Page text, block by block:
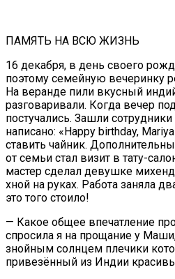
ПАМЯТЬ НА ВСЮ ЖИЗНЬ
16 декабря, в день своего
поэтому семейную вечеринку
На веранде пили вкусный
разговаривали. Когда вечер
постучались. Зашли
написано: «Happy birthday,
ставить чайник.
от семьи стал визит в тату-
мастер сделал девушке
хной на руках. Работа заняла
это того стоило!
— Какое общее впечатление
спросила я на прощание у
знойным солнцем плечики
привезённый из Индии